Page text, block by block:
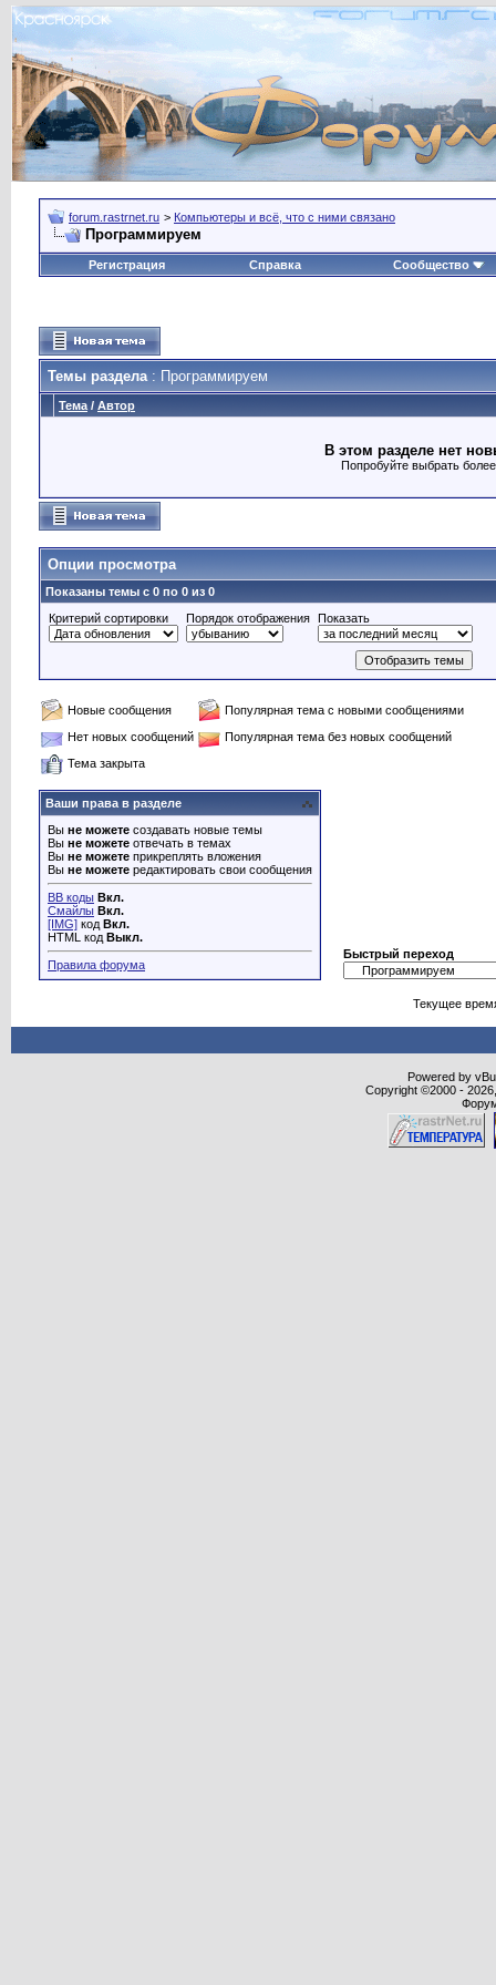
forum.rastrnet.ru > Компьютеры и всё, что с ними связано
Программируем
Регистрация Справка Сообщество
Темы раздела: Программируем
Тема / Автор
В этом разделе нет
Попробуйте выбрать
Опции просмотра
Показаны темы с 0 по 0 из 0
Критерий сортировки
Порядок отображения Показать
Новые сообщения
Популярная тема с новыми сообщениями
Нет новых сообщений
Популярная тема без новых сообщений
Тема закрыта
Ваши права в разделе
Вы не можете создавать новые темы
Вы не можете отвечать в темах
Вы не можете прикреплять вложения
Вы не можете редактировать свои сообщения
BB коды Вкл.
Смайлы Вкл.
[IMG] код Вкл.
HTML код Выкл.
Правила форума
Быстрый переход
Текущее
Powered by
Copyright ©2000 -